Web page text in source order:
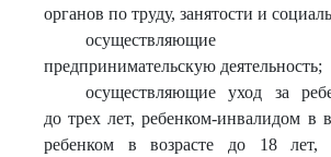
органов по труду, занятости и
осуществляющие
предпринимательскую деятельность;
осуществляющие уход за
до трех лет, ребенком-инвалидом в
ребенком в возрасте до 18 лет,